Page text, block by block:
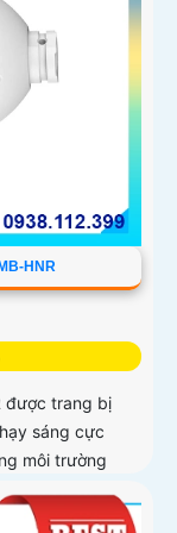
HNR
được trang bị
sáng cực
môi trường
và LED ấm